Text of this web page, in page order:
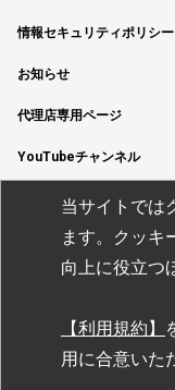
情報セキュリティポリシー
お知らせ
代理店専用ページ
YouTubeチャンネル
©
当サイトでは
ます。クッキ
向上に役立つ
【利用規約】
用に合意いた